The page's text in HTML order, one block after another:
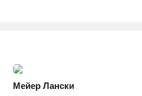
Мейер Лански